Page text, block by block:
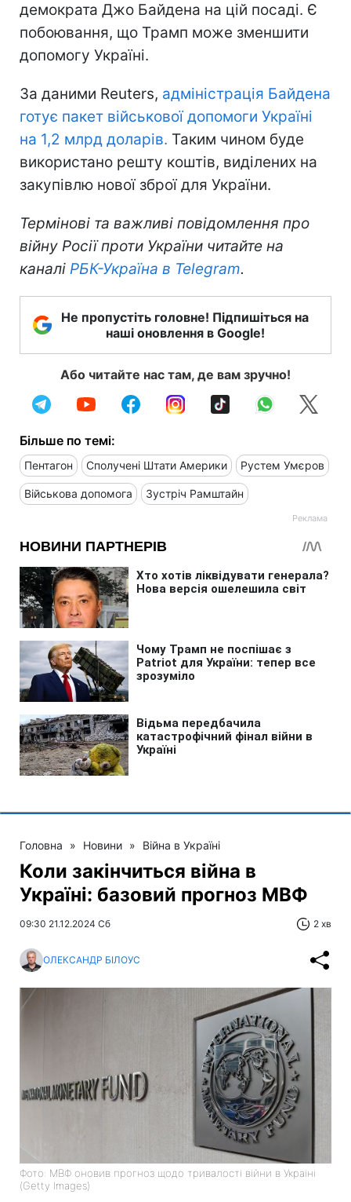
демократа Джо Байдена на цій посаді. Є
побоювання, що Трамп може зменшити
допомогу Україні.
За даними Reuters, адміністрація Байдена
готує пакет військової допомоги Україні
на 1,2 млрд доларів. Таким чином буде
використано решту коштів, виділених на
закупівлю нової зброї для України.
Термінові та важливі повідомлення про
війну Росії проти України читайте на
каналі РБК-Україна в Telegram.
Не пропустіть головне! Підпишіться на
наші оновлення в Google!
Або читайте нас там, де вам зручно!
Більше по темі:
Пентагон Сполучені Штати Америки Рустем Умєров
Військова допомога Зустріч Рамштайн
Головна » Новини » Війна в Україні
Коли закінчиться війна в
Україні: базовий прогноз МВФ
09:30 21.12.2024 Сб 2 хв
ОЛЕКСАНДР БІЛОУС
Фото: МВФ оновив прогноз щодо тривалості війни в Україні
(Getty Images)